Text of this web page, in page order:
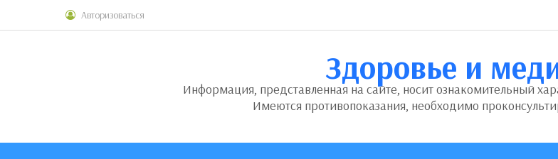
Авторизоваться
Здоровье и
Информация, представленная на сайте, носит ознакомительный
Имеются противопоказания, необходимо